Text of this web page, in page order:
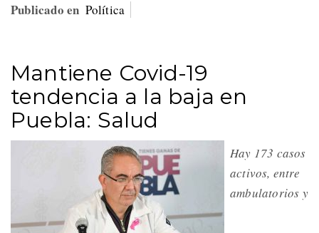
Publicado en Política
Mantiene Covid-19
tendencia a la baja en
Puebla: Salud
Hay 173 casos
activos, entre
ambulatorios y